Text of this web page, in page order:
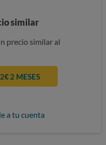
similar
precio similar al
2 MESES
a tu cuenta